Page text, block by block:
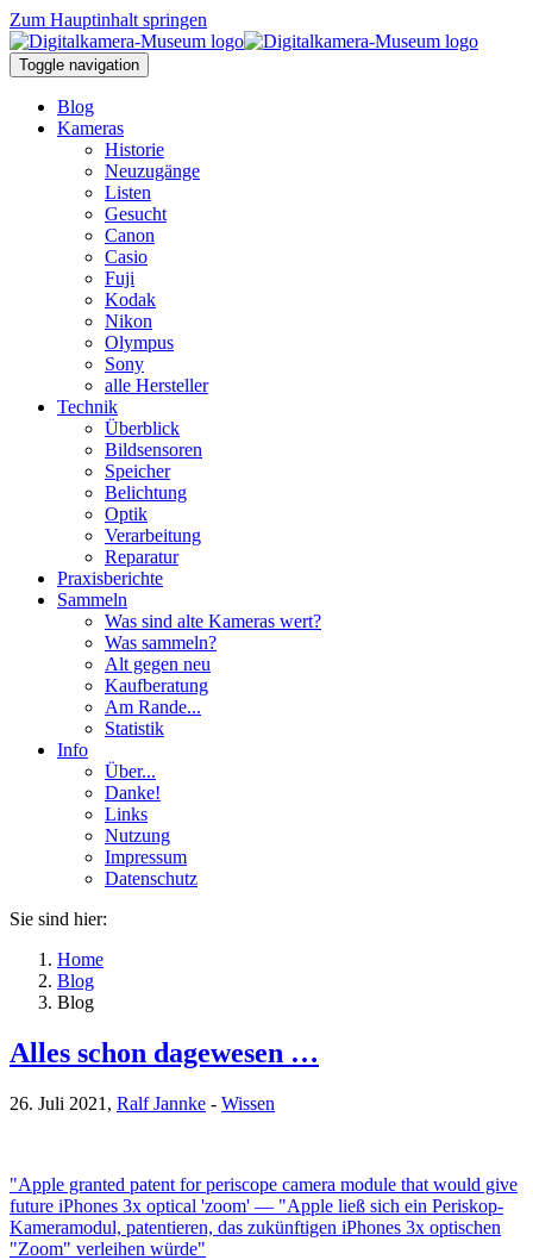
Zum Hauptinhalt springen
Toggle navigation
Blog
Kameras
Historie
Neuzugänge
Listen
Gesucht
Canon
Casio
Fuji
Kodak
Nikon
Olympus
Sony
alle Hersteller
Technik
Überblick
Bildsensoren
Speicher
Belichtung
Optik
Verarbeitung
Reparatur
Praxisberichte
Sammeln
Was sind alte Kameras wert?
Was sammeln?
Alt gegen neu
Kaufberatung
Am Rande...
Statistik
Info
Über...
Danke!
Links
Nutzung
Impressum
Datenschutz
Sie sind hier:
Home
Blog
Blog
Alles schon dagewesen …
26. Juli 2021, Ralf Jannke - Wissen
"Apple granted patent for periscope camera module that would give
future iPhones 3x optical 'zoom' — "Apple ließ sich ein Periskop-
Kameramodul, patentieren, das zukünftigen iPhones 3x optischen
"Zoom" verleihen würde"